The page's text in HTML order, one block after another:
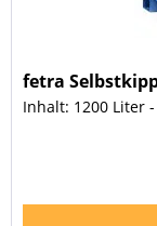
fetra
Inhalt: 1200 Liter